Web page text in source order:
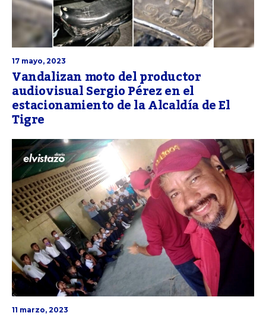
17 mayo, 2023
Vandalizan moto del productor
audiovisual Sergio Pérez en el
estacionamiento de la Alcaldía de El
Tigre
11 marzo, 2023